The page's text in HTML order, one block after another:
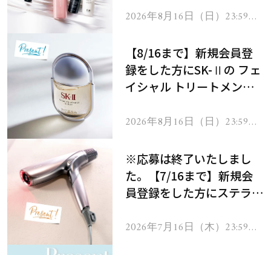
2026年8月16日（日）23:59ま
【8/16まで】新規会員登
録をした方にSK-Ⅱの フェ
イシャル トリートメント
2026年8月16日（日）23:59ま
※応募は終了いたしまし
た。【7/16まで】新規会
員登録をした方にステラボ
ヘアドライヤー ジュエル
2026年7月16日（木）23:59ま